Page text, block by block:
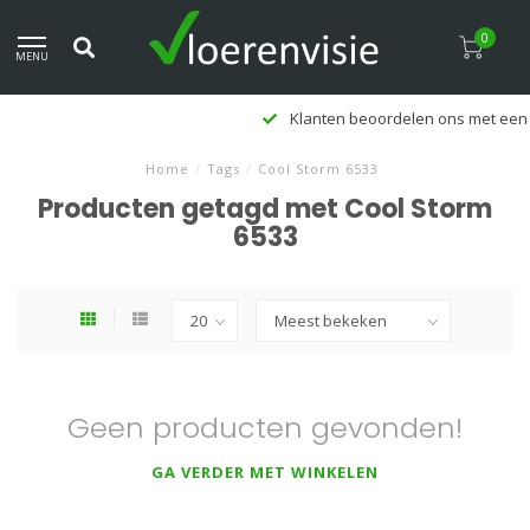
MENU
0
Klanten beoordelen ons met een 9,5
Home / Tags / Cool Storm 6533
Producten getagd met Cool Storm
6533
Geen producten gevonden!
GA VERDER MET WINKELEN